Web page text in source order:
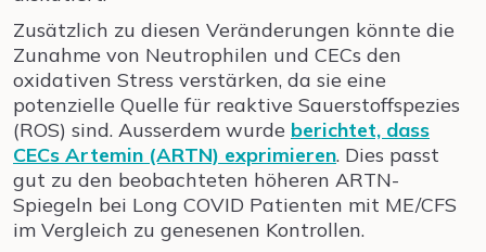
Zusätzlich zu diesen Veränderungen könnte die
Zunahme von Neutrophilen und CECs den
oxidativen Stress verstärken, da sie eine
potenzielle Quelle für reaktive Sauerstoffspezies
(ROS) sind. Ausserdem wurde berichtet, dass
CECs Artemin (ARTN) exprimieren. Dies passt
gut zu den beobachteten höheren ARTN-
Spiegeln bei Long COVID Patienten mit ME/CFS
im Vergleich zu genesenen Kontrollen.